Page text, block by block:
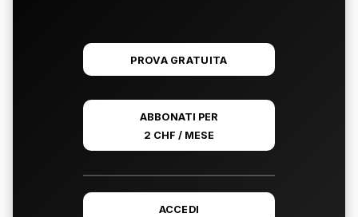
PROVA GRATUITA
ABBONATI PER
2 CHF / MESE
ACCEDI